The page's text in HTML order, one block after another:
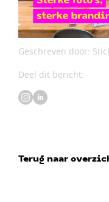
Geschreven door:
Deel dit bericht:
Terug naar